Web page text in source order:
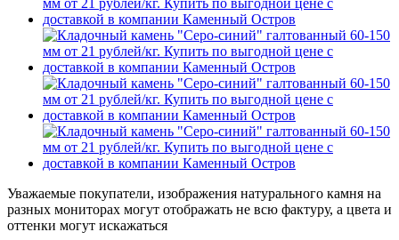
Уважаемые покупатели, изображения натурального камня на
разных мониторах могут отображать не всю фактуру, а цвета и
оттенки могут искажаться